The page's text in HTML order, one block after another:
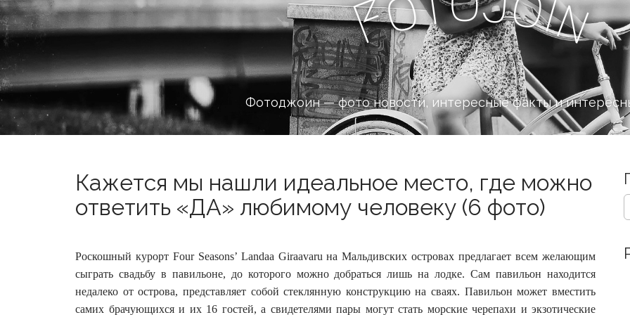
F i
n
Фотоджоин — фото новости, интересные факты и
Кажется мы нашли идеальное место, где можно
ответить «ДА» любимому человеку (6 фото)
Роскошный курорт Four Seasons’ Landaa Giraavaru на Мальдивских островах предлагает всем желающим
сыграть свадьбу в павильоне, до которого можно добраться лишь на лодке. Сам павильон находится
недалеко от острова, представляет собой стеклянную конструкцию на сваях. Павильон может вместить
самих брачующихся и их 16 гостей, а свидетелями пары могут стать морские черепахи и экзотические
S
e
c